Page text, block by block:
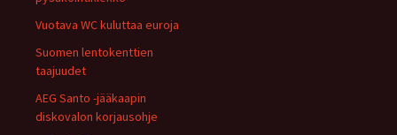
Vuotava WC kuluttaa euroja
Suomen lentokenttien
taajuudet
AEG Santo -jääkaapin
diskovalon korjausohje